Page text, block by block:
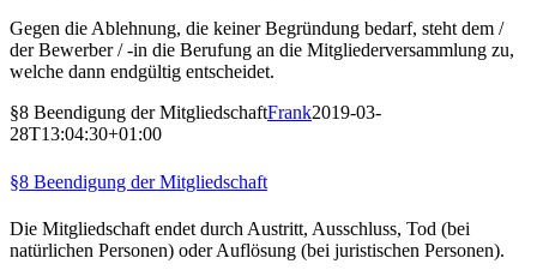
Gegen die Ablehnung, die keiner Begründung bedarf, steht dem /
der Bewerber / -in die Berufung an die Mitgliederversammlung zu,
welche dann endgültig entscheidet.
§8 Beendigung der MitgliedschaftFrank2019-03-
28T13:04:30+01:00
§8 Beendigung der Mitgliedschaft
Die Mitgliedschaft endet durch Austritt, Ausschluss, Tod (bei
natürlichen Personen) oder Auflösung (bei juristischen Personen).